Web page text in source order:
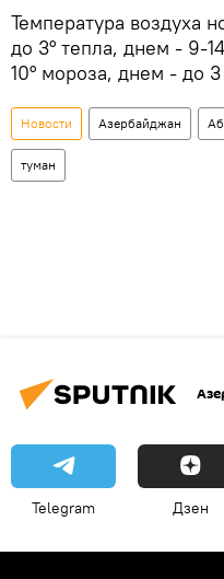
Температура воздуха
до 3° тепла, днем - 9-
10° мороза, днем - до
Новости Азербайджан
туман
Telegram Дзен